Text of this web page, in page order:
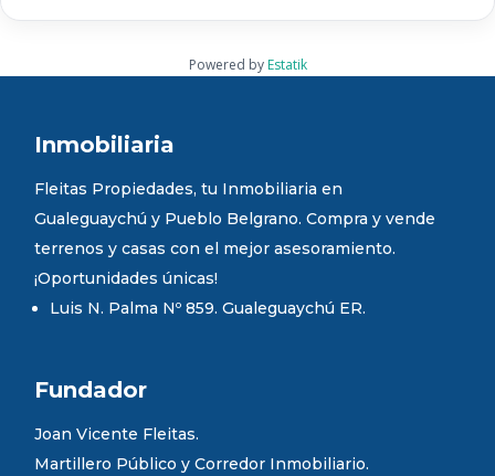
Powered by Estatik
Inmobiliaria
Fleitas Propiedades, tu Inmobiliaria en
Gualeguaychú y Pueblo Belgrano. Compra y vende
terrenos y casas con el mejor asesoramiento.
¡Oportunidades únicas!
Luis N. Palma Nº 859. Gualeguaychú ER.
Fundador
Joan Vicente Fleitas.
Martillero Público y Corredor Inmobiliario.